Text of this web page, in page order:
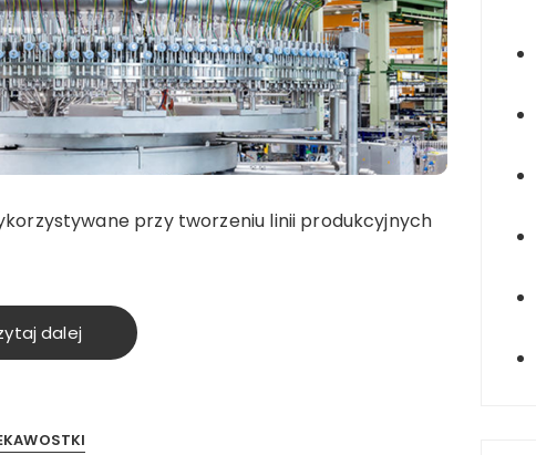
przy tworzeniu linii produkcyjnych
dalej